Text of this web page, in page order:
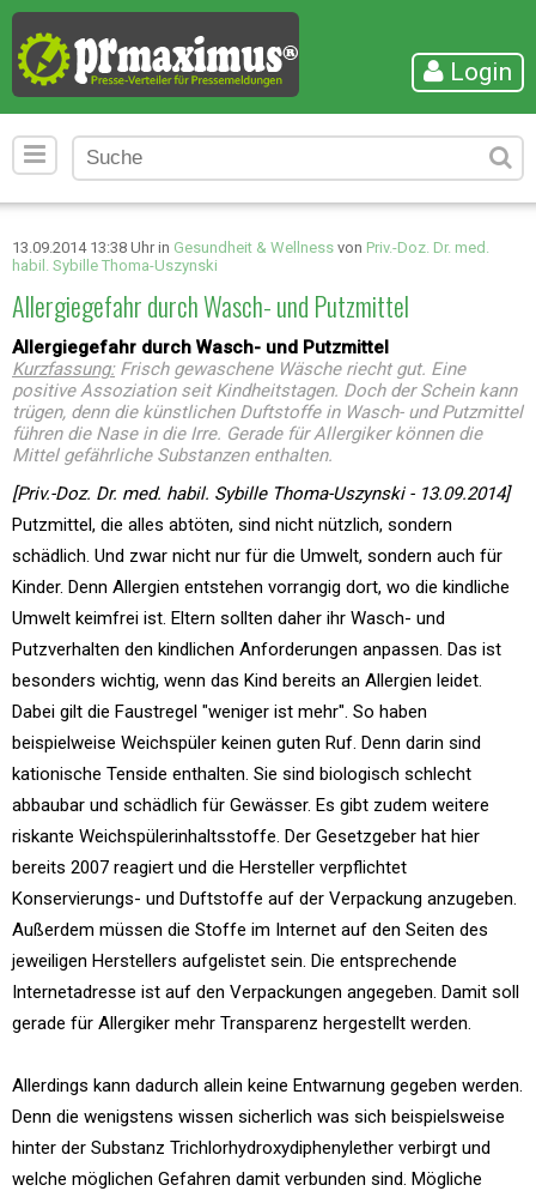
Login
13.09.2014 13:38 Uhr in Gesundheit & Wellness von Priv.-Doz. Dr. med.
habil. Sybille Thoma-Uszynski
Allergiegefahr durch Wasch- und Putzmittel
Allergiegefahr durch Wasch- und Putzmittel
Kurzfassung:Frisch gewaschene Wäsche riecht gut. Eine
positive Assoziation seit Kindheitstagen. Doch der Schein kann
trügen, denn die künstlichen Duftstoffe in Wasch- und Putzmittel
führen die Nase in die Irre. Gerade für Allergiker können die
Mittel gefährliche Substanzen enthalten.
[Priv.-Doz. Dr. med. habil. Sybille Thoma-Uszynski - 13.09.2014]
Putzmittel, die alles abtöten, sind nicht nützlich, sondern
schädlich. Und zwar nicht nur für die Umwelt, sondern auch für
Kinder. Denn Allergien entstehen vorrangig dort, wo die kindliche
Umwelt keimfrei ist. Eltern sollten daher ihr Wasch- und
Putzverhalten den kindlichen Anforderungen anpassen. Das ist
besonders wichtig, wenn das Kind bereits an Allergien leidet.
Dabei gilt die Faustregel "weniger ist mehr". So haben
beispielweise Weichspüler keinen guten Ruf. Denn darin sind
kationische Tenside enthalten. Sie sind biologisch schlecht
abbaubar und schädlich für Gewässer. Es gibt zudem weitere
riskante Weichspülerinhaltsstoffe. Der Gesetzgeber hat hier
bereits 2007 reagiert und die Hersteller verpflichtet
Konservierungs- und Duftstoffe auf der Verpackung anzugeben.
Außerdem müssen die Stoffe im Internet auf den Seiten des
jeweiligen Herstellers aufgelistet sein. Die entsprechende
Internetadresse ist auf den Verpackungen angegeben. Damit soll
gerade für Allergiker mehr Transparenz hergestellt werden.
Allerdings kann dadurch allein keine Entwarnung gegeben werden.
Denn die wenigstens wissen sicherlich was sich beispielsweise
hinter der Substanz Trichlorhydroxydiphenylether verbirgt und
welche möglichen Gefahren damit verbunden sind. Mögliche